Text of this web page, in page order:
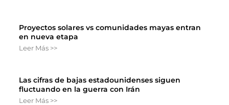
Proyectos solares vs comunidades mayas entran
en nueva etapa
Leer Más >>
Las cifras de bajas estadounidenses siguen
fluctuando en la guerra con Irán
Leer Más >>